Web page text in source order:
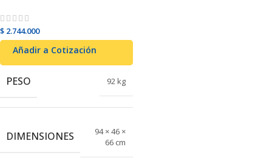
$ 2.744.000
Añadir al carrito
Añadir a Cotización
PESO 92 kg
DIMENSIONES
94 × 46 ×
66 cm